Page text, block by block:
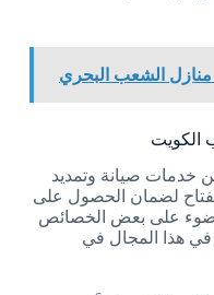
منازل الشعب البحري
الكويت
خدمات صيانة وتمديد
لضمان الحصول على
على بعض الخصائص
في هذا المجال في